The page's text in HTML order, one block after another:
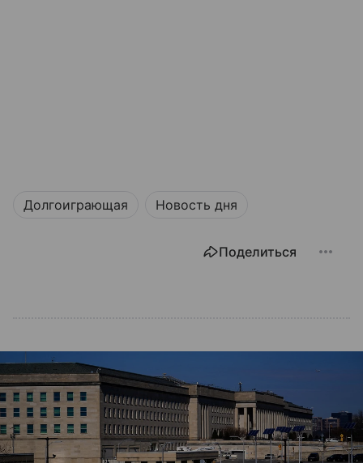
Долгоиграющая Новость дня
Поделиться